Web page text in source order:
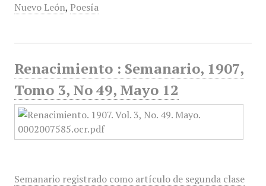
Nuevo León, Poesía
Renacimiento : Semanario, 1907,
Tomo 3, No 49, Mayo 12
Semanario registrado como artículo de segunda clase